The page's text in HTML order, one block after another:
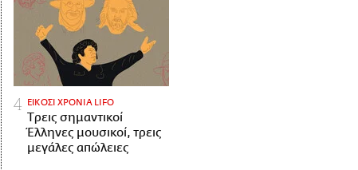
ΕΙΚΟΣΙ ΧΡΟΝΙΑ LIFO
Tρεις σημαντικοί
Έλληνες μουσικοί, τρεις
μεγάλες απώλειες